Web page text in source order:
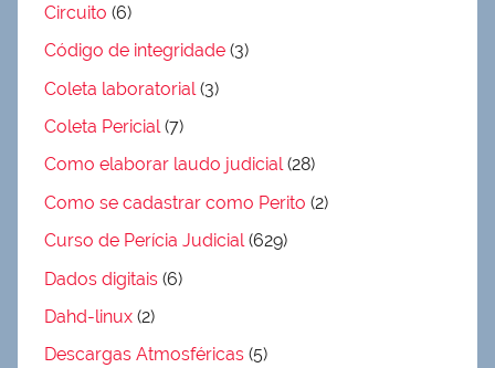
Circuito (6)
Código de integridade (3)
Coleta laboratorial (3)
Coleta Pericial(7)
Como elaborar laudo judicial(28)
Como se cadastrar como Perito (2)
Curso de Perícia Judicial(629)
Dados digitais (6)
Dahd-linux (2)
Descargas Atmosféricas (5)